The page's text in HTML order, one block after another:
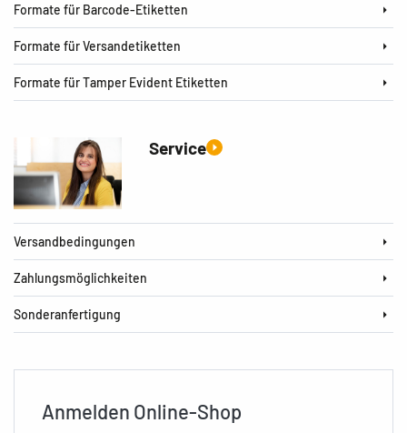
Formate für Barcode-Etiketten
Formate für Versandetiketten
Formate für Tamper Evident Etiketten
Service
Versandbedingungen
Zahlungsmöglichkeiten
Sonderanfertigung
Anmelden Online-Shop